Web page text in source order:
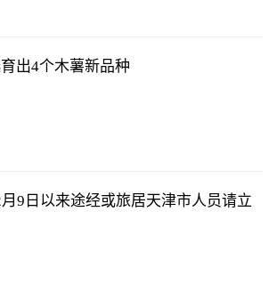
出4个木薯新品种
9日以来途经或旅居天津市人员请立